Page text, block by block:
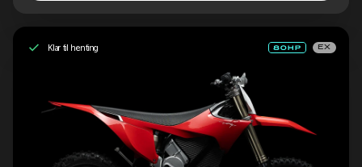
Klar til henting EX